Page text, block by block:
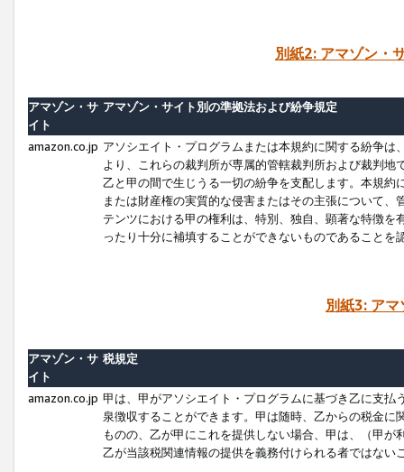
別紙2: アマゾン・
アマゾン・サ
イト
アマゾン・サイト別の準拠法および紛争規定
amazon.co.jp アソシエイト・プログラムまたは本規約に関する紛争
より、これらの裁判所が専属的管轄裁判所および裁判
乙と甲の間で生じうる一切の紛争を支配します。本規
または財産権の実質的な侵害またはその主張について
テンツにおける甲の権利は、特別、独自、顕著な特徴
ったり十分に補填することができないものであることを
別紙3: ア
アマゾン・サ
イト
税規定
amazon.co.jp 甲は、甲がアソシエイト・プログラムに基づき乙に支
泉徴収することができます。甲は随時、乙からの税金
ものの、乙が甲にこれを提供しない場合、甲は、（甲
乙が当該税関連情報の提供を義務付けられる者ではな